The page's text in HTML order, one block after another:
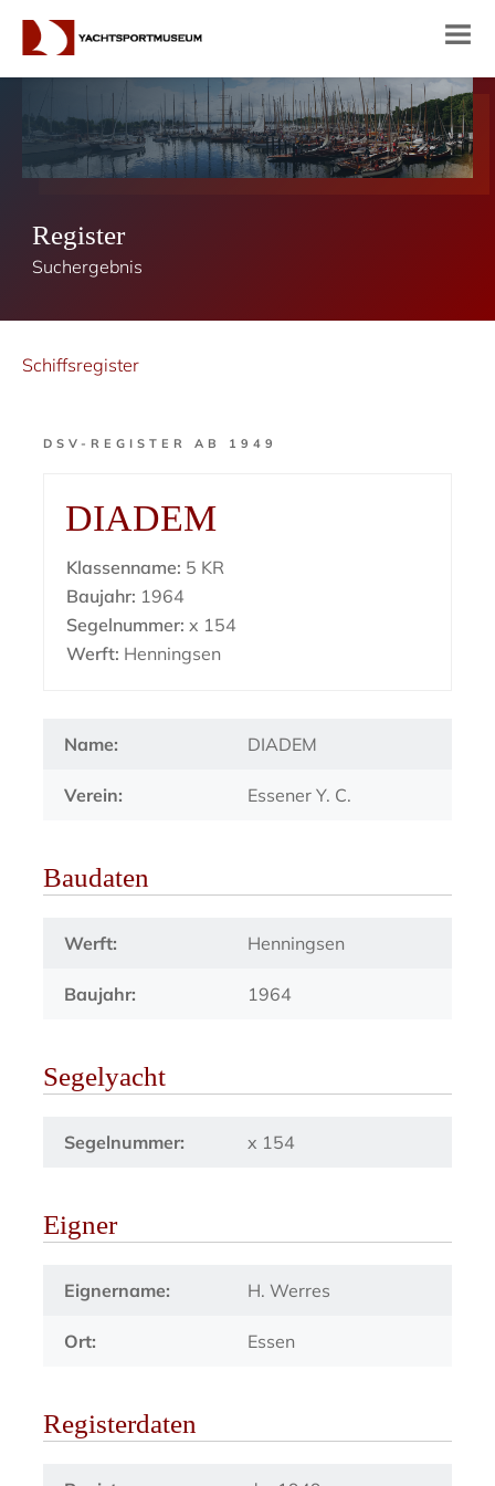
Register
Suchergebnis
Schiffsregister
DSV-REGISTER AB 1949
DIADEM
Klassenname: 5 KR
Baujahr: 1964
Segelnummer: x 154
Werft: Henningsen
Name: DIADEM
Verein: Essener Y. C.
Baudaten
Werft: Henningsen
Baujahr: 1964
Segelyacht
Segelnummer: x 154
Eigner
Eignername: H. Werres
Ort: Essen
Registerdaten